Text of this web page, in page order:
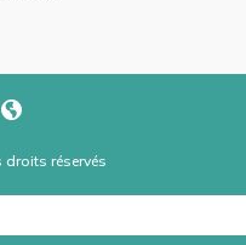
réservés